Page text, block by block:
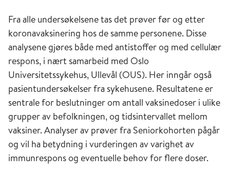
Fra alle undersøkelsene tas det prøver før og etter
koronavaksinering hos de samme personene. Disse
analysene gjøres både med antistoffer og med cellulær
respons, i nært samarbeid med Oslo
Universitetssykehus, Ullevål (OUS). Her inngår også
pasientundersøkelser fra sykehusene. Resultatene er
sentrale for beslutninger om antall vaksinedoser i ulike
grupper av befolkningen, og tidsintervallet mellom
vaksiner. Analyser av prøver fra Seniorkohorten pågår
og vil ha betydning i vurderingen av varighet av
immunrespons og eventuelle behov for flere doser.